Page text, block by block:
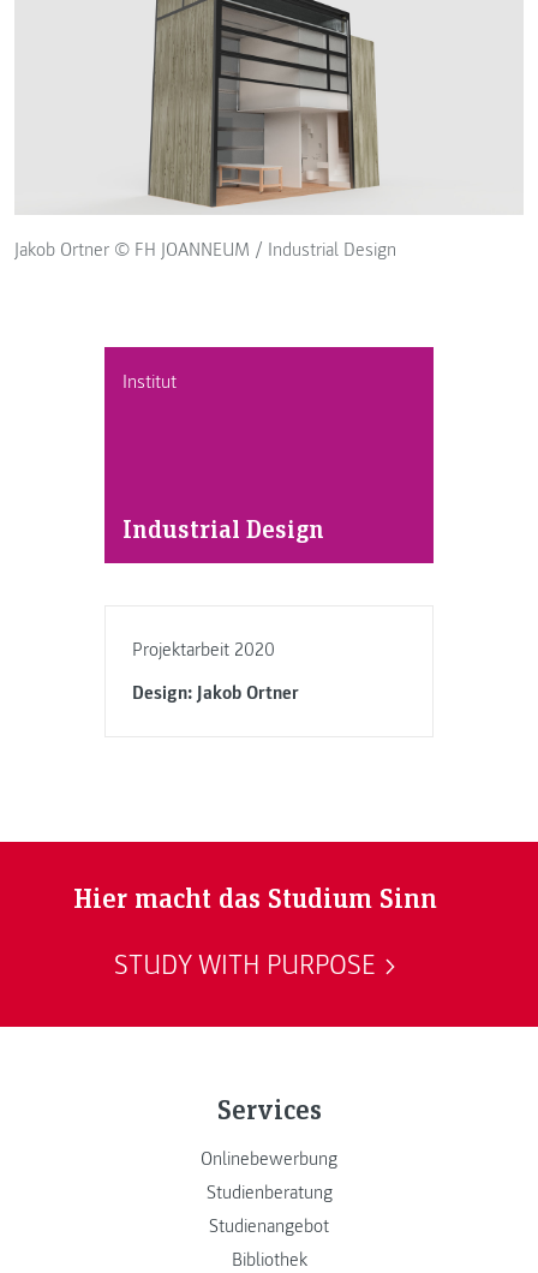
Institut
Industrial Design
Projektarbeit 2020
Design: Jakob Ortner
Jakob Ortner © FH JOANNEUM / Industrial Design
Hier macht das Studium Sinn
STUDY WITH PURPOSE
Services
Onlinebewerbung
Studienberatung
Studienangebot
Bibliothek